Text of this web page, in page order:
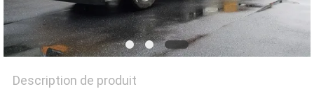
Description de produit